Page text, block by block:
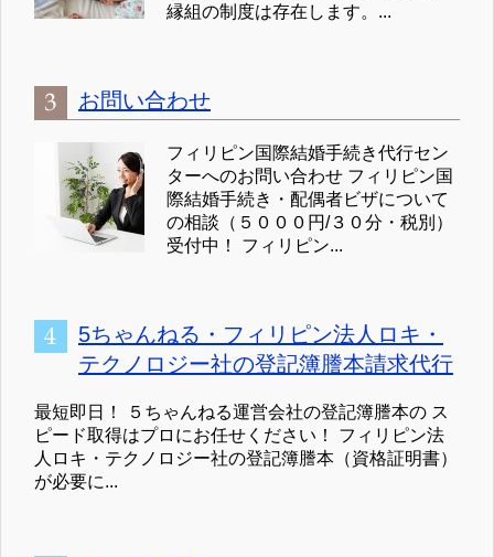
縁組の制度は存在します。...
お問い合わせ
フィリピン国際結婚手続き代行セン
ターへのお問い合わせ フィリピン国
際結婚手続き・配偶者ビザについて
の相談（５０００円/３０分・税別）
受付中！ フィリピン...
5ちゃんねる・フィリピン法人ロキ・
テクノロジー社の登記簿謄本請求代行
最短即日！ ５ちゃんねる運営会社の登記簿謄本の ス
ピード取得はプロにお任せください！ フィリピン法
人ロキ・テクノロジー社の登記簿謄本（資格証明書）
が必要に...